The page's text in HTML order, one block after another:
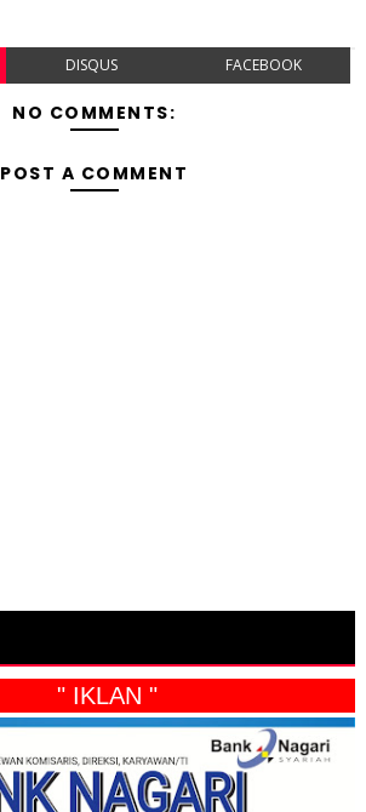
DISQUS FACEBOOK
NO COMMENTS:
POST A COMMENT
" IKLAN "